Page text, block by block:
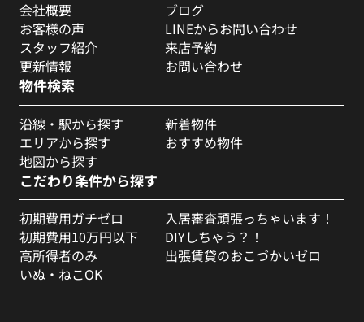
会社概要
お客様の声
スタッフ紹介
更新情報
ブログ
LINEからお問い合わせ
来店予約
お問い合わせ
物件検索
沿線・駅から探す
エリアから探す
地図から探す
新着物件
おすすめ物件
こだわり条件から探す
初期費用ガチゼロ
初期費用10万円以下
高所得者のみ
いぬ・ねこOK
入居審査頑張っちゃいます！
DIYしちゃう？！
出張賃貸のおこづかいゼロ